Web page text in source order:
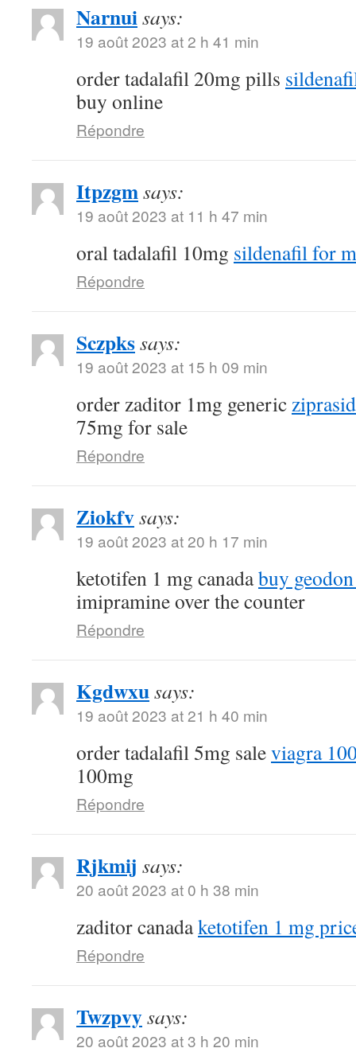
Narnuisays:
19 août 2023 at 2 h 41 min
order tadalafil 20mg pills
buy online
Répondre
Itpzgmsays:
19 août 2023 at 11 h 47 min
oral tadalafil 10mg sildenafil for
Répondre
Sczpkssays:
19 août 2023 at 15 h 09 min
order zaditor 1mg generic
75mg for sale
Répondre
Ziokfvsays:
19 août 2023 at 20 h 17 min
ketotifen 1 mg canadabuy
imipramine over the counter
Répondre
Kgdwxusays:
19 août 2023 at 21 h 40 min
order tadalafil 5mg saleviagra
100mg
Répondre
Rjkmij says:
20 août 2023 at 0 h 38 min
zaditor canadaketotifen 1 mg
Répondre
Twzpvysays:
20 août 2023 at 3 h 20 min